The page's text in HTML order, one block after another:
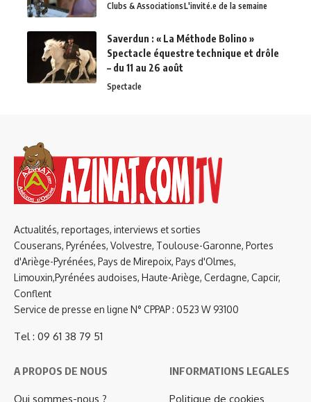
Clubs & AssociationsL'invité.e de la semaine
Saverdun : « La Méthode Bolino »
Spectacle équestre technique et drôle
– du 11 au 26 août
Spectacle
Actualités, reportages, interviews et sorties
Couserans, Pyrénées, Volvestre, Toulouse-Garonne, Portes
d'Ariège-Pyrénées, Pays de Mirepoix, Pays d'Olmes,
Limouxin,Pyrénées audoises, Haute-Ariège, Cerdagne, Capcir,
Conflent
Service de presse en ligne N° CPPAP : 0523 W 93100
Tel : 09 61 38 79 51
A PROPOS DE NOUS
Qui sommes-nous ?
INFORMATIONS LEGALES
Politique de cookies